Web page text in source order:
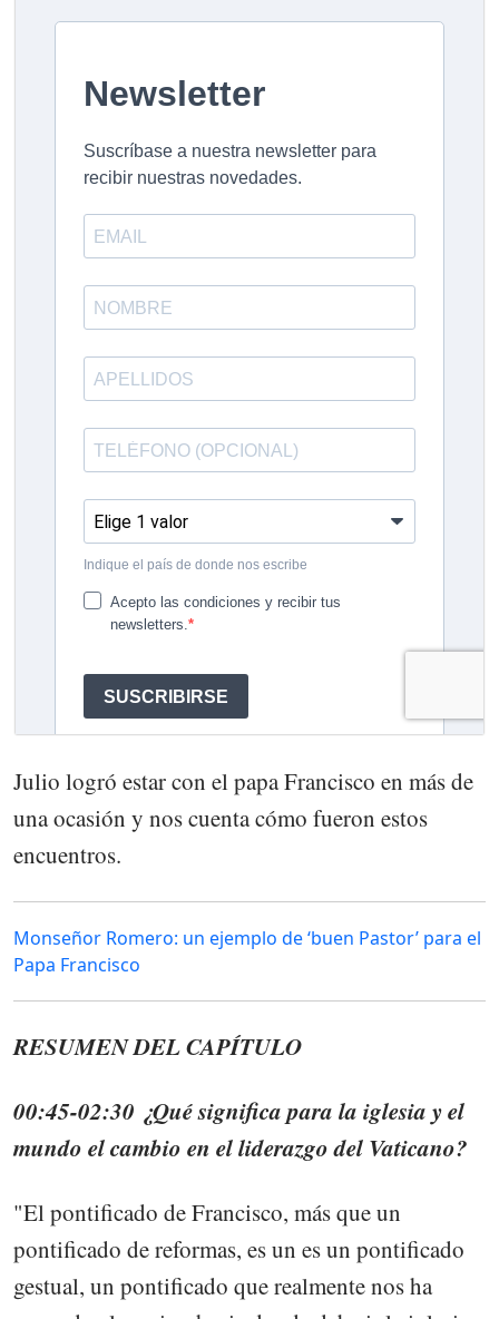
Julio logró estar con el papa Francisco en más de
una ocasión y nos cuenta cómo fueron estos
encuentros.
Monseñor Romero: un ejemplo de ‘buen Pastor’ para el
Papa Francisco
RESUMEN DEL CAPÍTULO
00:45-02:30 ¿Qué significa para la iglesia y el
mundo el cambio en el liderazgo del Vaticano?
"El pontificado de Francisco, más que un
pontificado de reformas, es un es un pontificado
gestual, un pontificado que realmente nos ha